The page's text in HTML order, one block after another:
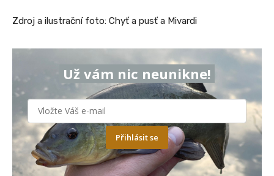
Zdroj a ilustrační foto: Chyť a pusť a Mivardi
Už vám nic neunikne!
Přihlásit se